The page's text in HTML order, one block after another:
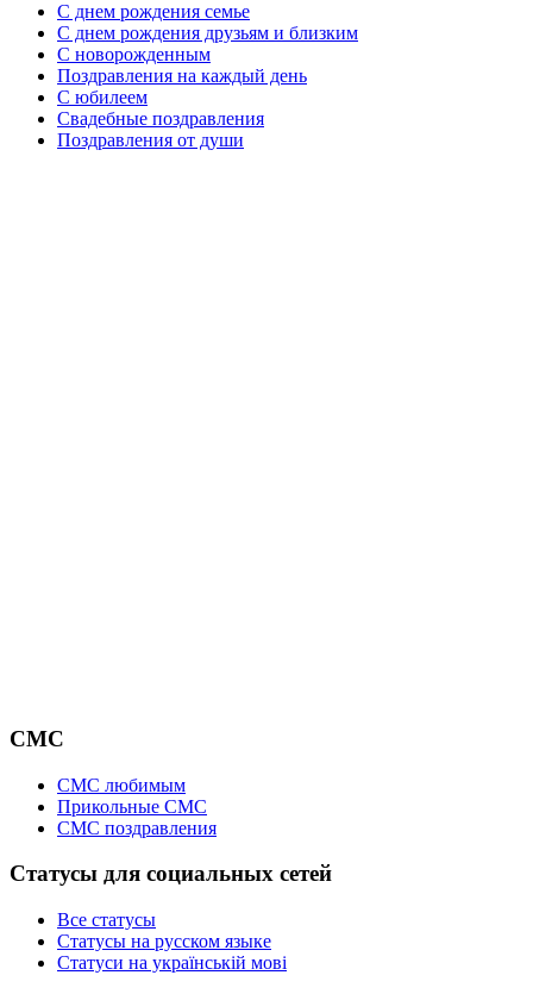
С днем рождения семье
С днем рождения друзьям и близким
C новорожденным
Поздравления на каждый день
С юбилеем
Свадебные поздравления
Поздравления от души
СМС
СМС любимым
Прикольные СМС
СМС поздравления
Статусы для социальных сетей
Все статусы
Статусы на русском языке
Статуси на українській мові